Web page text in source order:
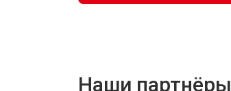
Наши партнёры